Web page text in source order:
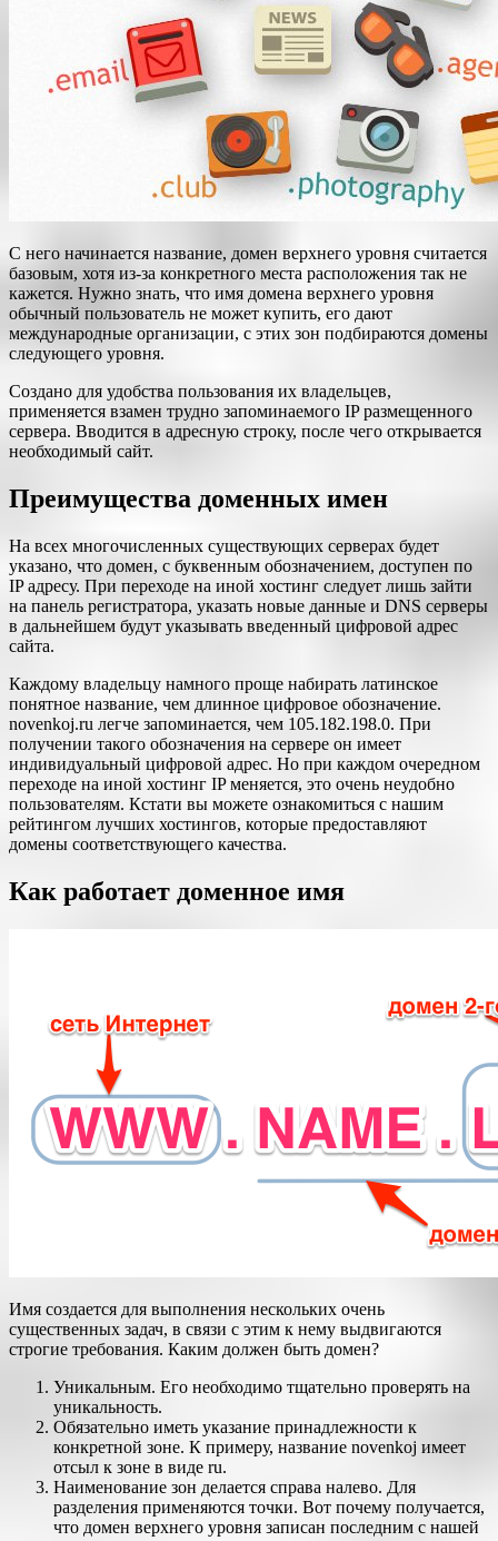
С него начинается название, домен верхнего уровня считается
базовым, хотя из-за конкретного места расположения так не
кажется. Нужно знать, что имя домена верхнего уровня
обычный пользователь не может купить, его дают
международные организации, с этих зон подбираются домены
следующего уровня.
Создано для удобства пользования их владельцев,
применяется взамен трудно запоминаемого IP размещенного
сервера. Вводится в адресную строку, после чего открывается
необходимый сайт.
Преимущества доменных имен
На всех многочисленных существующих серверах будет
указано, что домен, с буквенным обозначением, доступен по
IP адресу. При переходе на иной хостинг следует лишь зайти
на панель регистратора, указать новые данные и DNS серверы
в дальнейшем будут указывать введенный цифровой адрес
сайта.
Каждому владельцу намного проще набирать латинское
понятное название, чем длинное цифровое обозначение.
novenkoj.ru легче запоминается, чем 105.182.198.0. При
получении такого обозначения на сервере он имеет
индивидуальный цифровой адрес. Но при каждом очередном
переходе на иной хостинг IP меняется, это очень неудобно
пользователям. Кстати вы можете ознакомиться с нашим
рейтингом лучших хостингов, которые предоставляют
домены соответствующего качества.
Как работает доменное имя
Имя создается для выполнения нескольких очень
существенных задач, в связи с этим к нему выдвигаются
строгие требования. Каким должен быть домен?
Уникальным. Его необходимо тщательно проверять на
уникальность.
Обязательно иметь указание принадлежности к
конкретной зоне. К примеру, название novenkoj имеет
отсыл к зоне в виде ru.
Наименование зон делается справа налево. Для
разделения применяются точки. Вот почему получается,
что домен верхнего уровня записан последним с нашей